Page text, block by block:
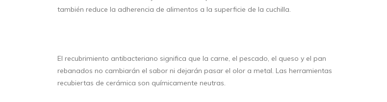
también reduce la adherencia de alimentos a la superficie de la cuchilla.
El recubrimiento antibacteriano significa que la carne, el pescado, el queso y el pan
rebanados no cambiarán el sabor ni dejarán pasar el olor a metal. Las herramientas
recubiertas de cerámica son químicamente neutras.